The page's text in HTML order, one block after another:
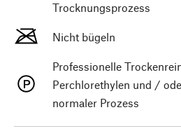
Trocknungsprozess
Nicht bügeln
Professionelle
Perchlorethylen und /
normaler Prozess